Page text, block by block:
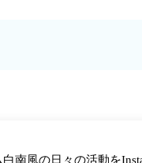
南風の日々の活動を